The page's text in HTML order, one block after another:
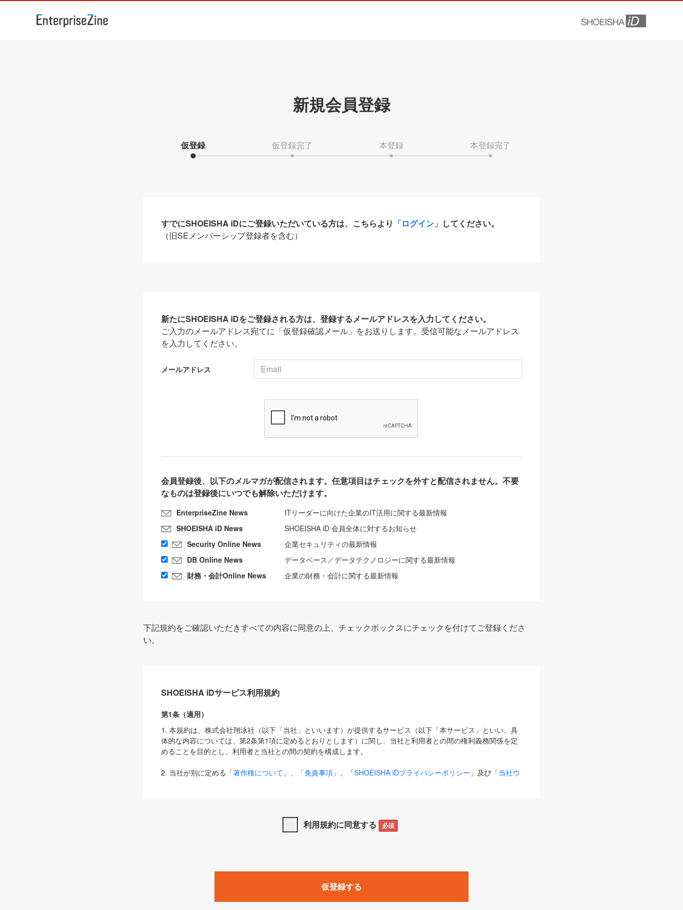
新規会員登録
仮登録 仮登録完了 本登録 本登録完了
すでにSHOEISHA iDにご登録いただいている方は、こちらより 「ログイン」 してください。
（旧SEメンバーシップ登録者を含む）
新たにSHOEISHA iDをご登録される方は、登録するメールアドレスを入力してください。
ご入力のメールアドレス宛てに「仮登録確認メール」をお送りします。受信可能なメールアドレス
を入力してください。
メールアドレス
会員登録後、以下のメルマガが配信されます。任意項目はチェックを外すと配信されません。不要
なものは登録後にいつでも解除いただけます。
EnterpriseZine News
ITリーダーに向けた企業のIT活用に関する最新情報
SHOEISHA iD News
SHOEISHA iD 会員全体に対するお知らせ
Security Online News
企業セキュリティの最新情報
DB Online News
データベース／データテクノロジーに関する最新情報
財務・会計Online News
企業の財務・会計に関する最新情報
下記規約をご確認いただきすべての内容に同意の上、チェックボックスにチェックを付けてご登録くださ
い。
SHOEISHA iDサービス利用規約
第1条（適用）
1. 本規約は、株式会社翔泳社（以下「当社」といいます）が提供するサービス（以下「本サービス」といい、具
体的な内容については、第2条第1項に定めるとおりとします）に関し、当社と利用者との間の権利義務関係を定
めることを目的とし、利用者と当社との間の契約を構成します。
2. 当社が別に定める「著作権について 」、「免責事項 」、「SHOEISHA iDプライバシーポリシー 」及び「当社ウ
は、本規約の規定が優先して適用されるものとします。
1. 「本サービス」とは、当社が提供する以下のサービス（名称や内容が変更された場合、変更後のサービスを含
みます）及びこれらサービスに関連して当社が実施するイベントやキャンペーンをいいます。
「SEBook」「SEShop」「CodeZine」「MarkeZine」「EnterpriseZine」「ECzine」「Biz/Zine」「HRzine」
利用規約に同意する 必須
仮登録する